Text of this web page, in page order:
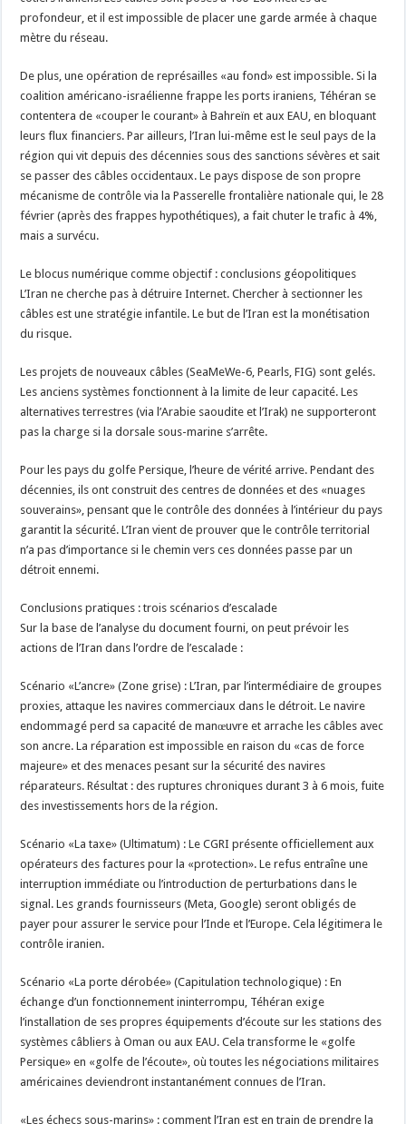
profondeur, et il est impossible de placer une garde armée à chaque
mètre du réseau.
De plus, une opération de représailles «au fond» est impossible. Si la
coalition américano-israélienne frappe les ports iraniens, Téhéran se
contentera de «couper le courant» à Bahreïn et aux EAU, en bloquant
leurs flux financiers. Par ailleurs, l’Iran lui-même est le seul pays de la
région qui vit depuis des décennies sous des sanctions sévères et sait
se passer des câbles occidentaux. Le pays dispose de son propre
mécanisme de contrôle via la Passerelle frontalière nationale qui, le 28
février (après des frappes hypothétiques), a fait chuter le trafic à 4%,
mais a survécu.
Le blocus numérique comme objectif : conclusions géopolitiques
L’Iran ne cherche pas à détruire Internet. Chercher à sectionner les
câbles est une stratégie infantile. Le but de l’Iran est la monétisation
du risque.
Les projets de nouveaux câbles (SeaMeWe-6, Pearls, FIG) sont gelés.
Les anciens systèmes fonctionnent à la limite de leur capacité. Les
alternatives terrestres (via l’Arabie saoudite et l’Irak) ne supporteront
pas la charge si la dorsale sous-marine s’arrête.
Pour les pays du golfe Persique, l’heure de vérité arrive. Pendant des
décennies, ils ont construit des centres de données et des «nuages
souverains», pensant que le contrôle des données à l’intérieur du pays
garantit la sécurité. L’Iran vient de prouver que le contrôle territorial
n’a pas d’importance si le chemin vers ces données passe par un
détroit ennemi.
Conclusions pratiques : trois scénarios d’escalade
Sur la base de l’analyse du document fourni, on peut prévoir les
actions de l’Iran dans l’ordre de l’escalade :
Scénario «L’ancre» (Zone grise) : L’Iran, par l’intermédiaire de groupes
proxies, attaque les navires commerciaux dans le détroit. Le navire
endommagé perd sa capacité de manœuvre et arrache les câbles avec
son ancre. La réparation est impossible en raison du «cas de force
majeure» et des menaces pesant sur la sécurité des navires
réparateurs. Résultat : des ruptures chroniques durant 3 à 6 mois, fuite
des investissements hors de la région.
Scénario «La taxe» (Ultimatum) : Le CGRI présente officiellement aux
opérateurs des factures pour la «protection». Le refus entraîne une
interruption immédiate ou l’introduction de perturbations dans le
signal. Les grands fournisseurs (Meta, Google) seront obligés de
payer pour assurer le service pour l’Inde et l’Europe. Cela légitimera le
contrôle iranien.
Scénario «La porte dérobée» (Capitulation technologique) : En
échange d’un fonctionnement ininterrompu, Téhéran exige
l’installation de ses propres équipements d’écoute sur les stations des
systèmes câbliers à Oman ou aux EAU. Cela transforme le «golfe
Persique» en «golfe de l’écoute», où toutes les négociations militaires
américaines deviendront instantanément connues de l’Iran.
«Les échecs sous-marins» : comment l’Iran est en train de prendre la